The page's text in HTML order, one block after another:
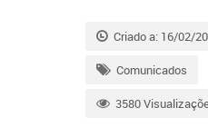
Criado a: 16/02/
Comunicados
3580